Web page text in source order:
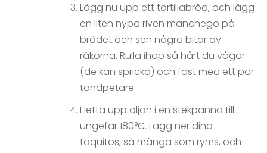
Lägg nu upp ett tortillabröd, och lägg
en liten nypa riven manchego på
brödet och sen några bitar av
räkorna. Rulla ihop så hårt du vågar
(de kan spricka) och fäst med ett par
tandpetare.
Hetta upp oljan i en stekpanna till
ungefär 180°C. Lägg ner dina
taquitos, så många som ryms, och